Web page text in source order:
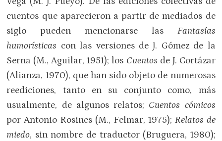
cuentos que aparecieron a partir de mediados de
siglo pueden mencionarse las Fantasías
humorísticas con las versiones de J. Gómez de la
Serna (M., Aguilar, 1951); los Cuentos de J. Cortázar
(Alianza, 1970), que han sido objeto de numerosas
reediciones, tanto en su conjunto como, más
usualmente, de algunos relatos; Cuentos cómicos
por Antonio Rosines (M., Felmar, 1975); Relatos de
miedo, sin nombre de traductor (Bruguera, 1980);